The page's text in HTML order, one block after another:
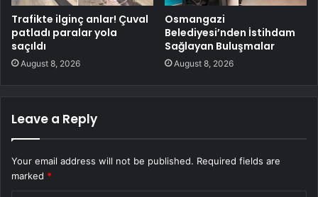
Trafikte ilginç anlar! Çuval
patladı paralar yola
saçıldı
August 8, 2026
Osmangazi
Belediyesi’nden İstihdam
Sağlayan Buluşmalar
August 8, 2026
Leave a Reply
Your email address will not be published. Required fields are
marked *